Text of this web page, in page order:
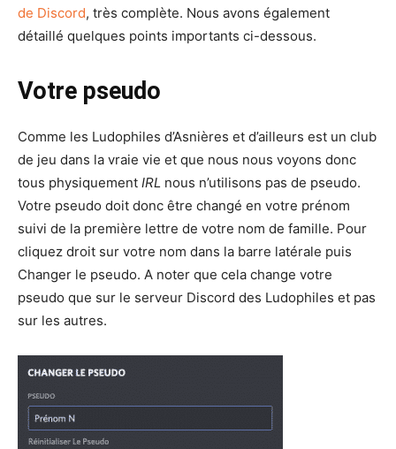
de Discord, très complète. Nous avons également
détaillé quelques points importants ci-dessous.
Votre pseudo
Comme les Ludophiles d’Asnières et d’ailleurs est un club
de jeu dans la vraie vie et que nous nous voyons donc
tous physiquement IRL nous n’utilisons pas de pseudo.
Votre pseudo doit donc être changé en votre prénom
suivi de la première lettre de votre nom de famille. Pour
cliquez droit sur votre nom dans la barre latérale puis
Changer le pseudo. A noter que cela change votre
pseudo que sur le serveur Discord des Ludophiles et pas
sur les autres.